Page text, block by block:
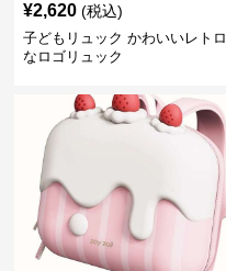
¥2,620 (税込)
子どもリュック かわいいレトロ
なロゴリュック